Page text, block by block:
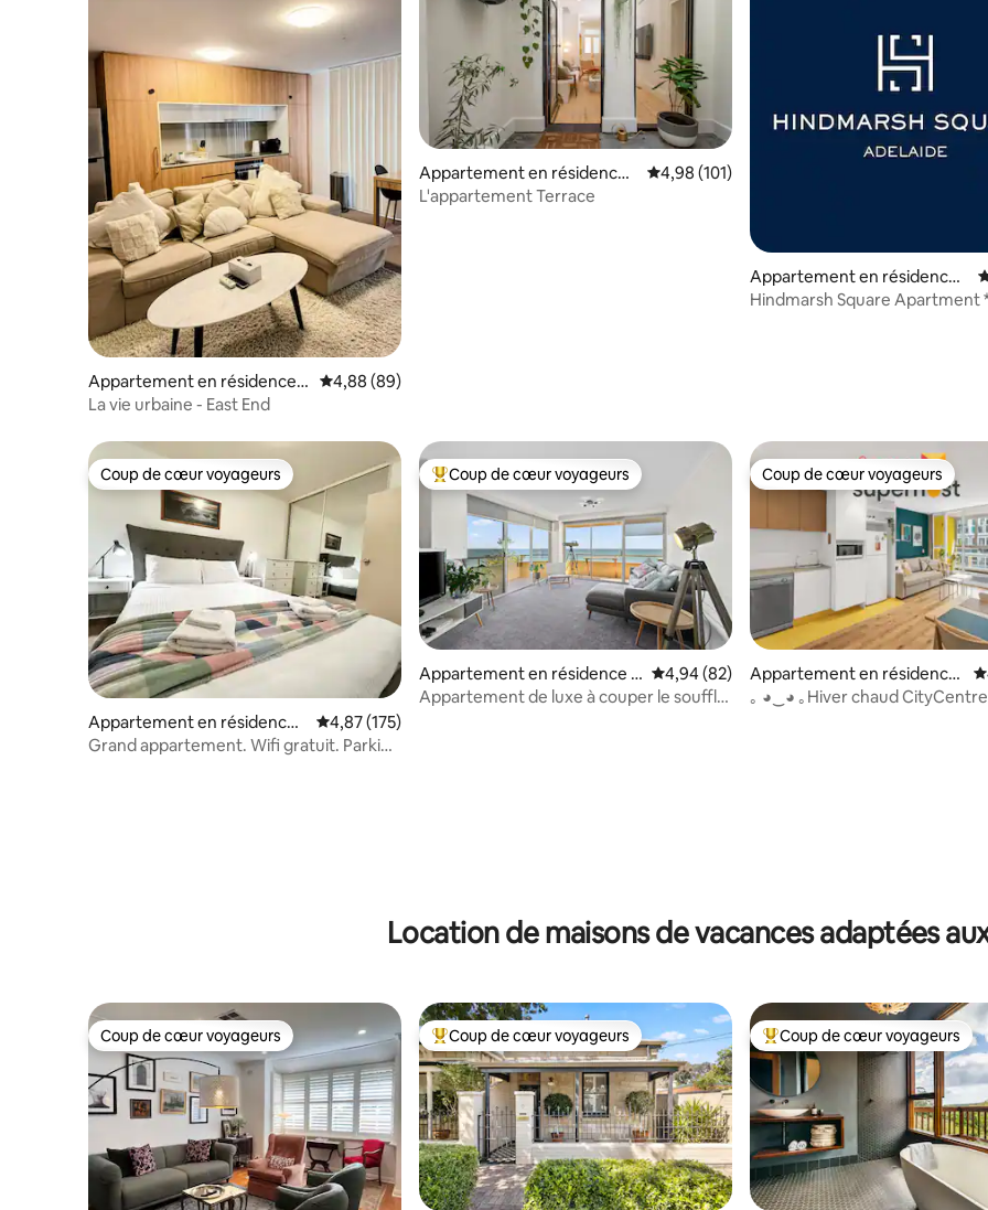
Appartement en résidence ⋅
Adelaide
Évaluation moyenne sur la base de 89 commentaires : 4,88 sur 5
4,88 (89)
La vie urbaine - East End
Appartement en résidence ⋅
Adelaide
Évaluation moyenne sur la base de 101
4,98 (101)
L'appartement Terrace
Appartement en résidence ⋅
Adelaide
Hindmarsh Square Apartment
Coup de cœur voyageurs
Coup de cœur voyageurs
Appartement en résidence ⋅
North Adelaide
Évaluation moyenne sur la base de 175 commentaires : 4,87 sur 5
4,87 (175)
Grand appartement. Wifi gratuit. Parking
Coups de cœur voyageurs les plus appréciés
Coup de cœur voyageurs
Appartement en résidence ⋅
Glenelg North
Évaluation moyenne sur la base de 82
4,94 (82)
Appartement de luxe à couper le souffle
Coup de cœur voyageurs
Coup de cœur voyageurs
Appartement en résidence
⋅ Adelaide
｡ ◕‿◕ ｡Hiver chaud
Location de maisons de vacances adaptées
Coup de cœur voyageurs
Coup de cœur voyageurs Coups de cœur voyageurs les plus appréciés
Coup de cœur voyageurs Coups de cœur voyageurs les
Coup de cœur voyageurs